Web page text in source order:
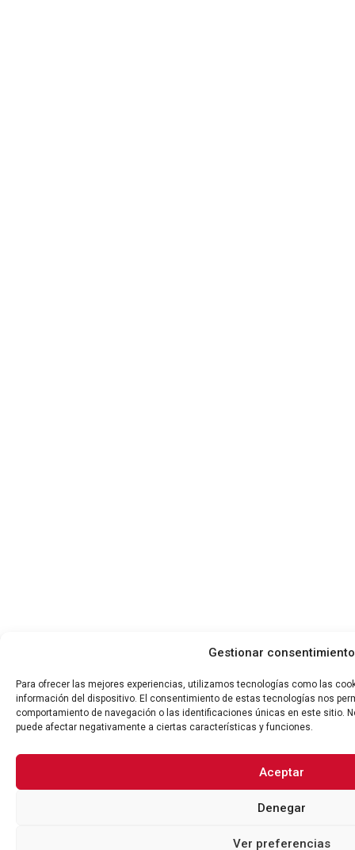
Gestionar consentimiento
Para ofrecer las mejores experiencias, utilizamos tecnologías como las
información del dispositivo. El consentimiento de estas tecnologías nos
comportamiento de navegación o las identificaciones únicas en este sitio.
puede afectar negativamente a ciertas características y funciones.
Aceptar
Denegar
Ver preferencias